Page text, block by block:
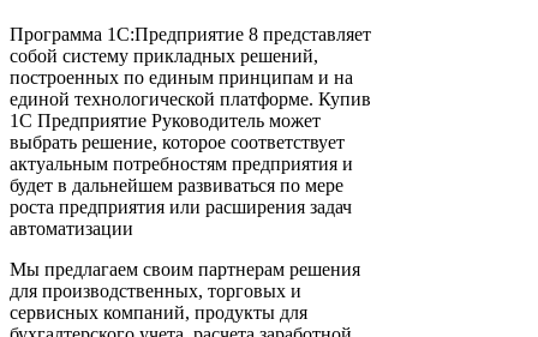
Программа 1С:Предприятие 8 представляет
собой систему прикладных решений,
построенных по единым принципам и на
единой технологической платформе. Купив
1С Предприятие Руководитель может
выбрать решение, которое соответствует
актуальным потребностям предприятия и
будет в дальнейшем развиваться по мере
роста предприятия или расширения задач
автоматизации
Мы предлагаем своим партнерам решения
для производственных, торговых и
сервисных компаний, продукты для